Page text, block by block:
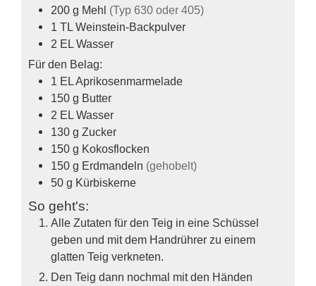
200 g Mehl (Typ 630 oder 405)
1 TL Weinstein-Backpulver
2 EL Wasser
Für den Belag:
1 ELAprikosenmarmelade
150 g Butter
2 EL Wasser
130 g Zucker
150 g Kokosflocken
150 g Erdmandeln (gehobelt)
50 g Kürbiskerne
So geht's:
Alle Zutaten für den Teig in eine Schüssel
geben und mit dem Handrührer zu einem
glatten Teig verkneten.
Den Teig dann nochmal mit den Händen